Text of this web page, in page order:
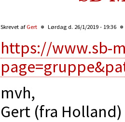
Skrevet af Gert Lørdag d. 26/1/2019 - 19:36
https://www.sb-
mvh,
Gert (fra Holland)